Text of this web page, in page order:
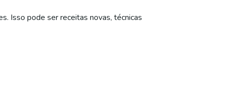
Isso pode ser receitas novas, técnicas